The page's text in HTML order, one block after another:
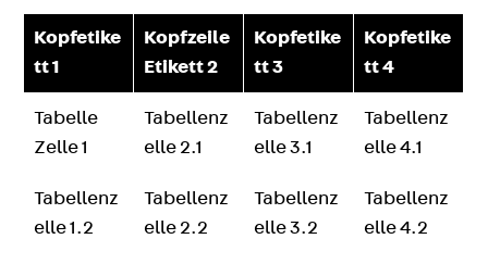
Kopfetike
tt 1
Kopfzeile
Etikett 2
Kopfetike
tt 3
Kopfetike
tt 4
Tabelle
Zelle 1
Tabellenz
elle 2.1
Tabellenz
elle 3.1
Tabellenz
elle 4.1
Tabellenz
elle 1.2
Tabellenz
elle 2.2
Tabellenz
elle 3.2
Tabellenz
elle 4.2